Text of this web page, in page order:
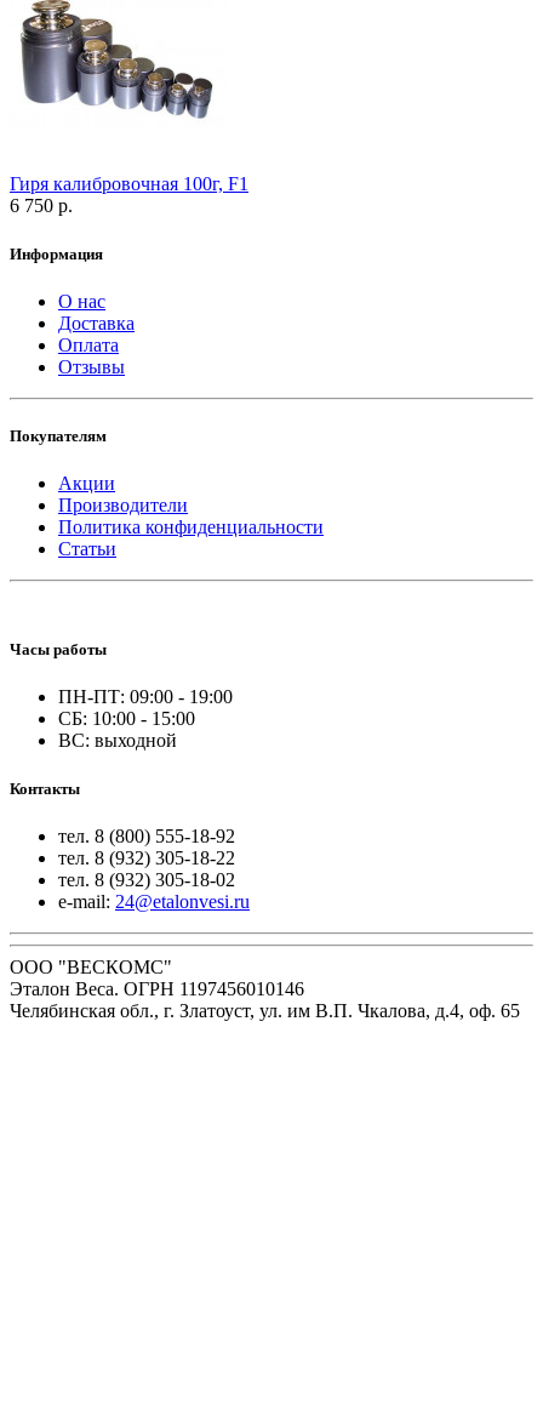
Гиря калибровочная 100г, F1
6 750 р.
Информация
О нас
Доставка
Оплата
Отзывы
Покупателям
Акции
Производители
Политика конфиденциальности
Статьи
Часы работы
ПН-ПТ: 09:00 - 19:00
СБ: 10:00 - 15:00
ВС: выходной
Контакты
тел. 8 (800) 555-18-92
тел. 8 (932) 305-18-22
тел. 8 (932) 305-18-02
e-mail: 24@etalonvesi.ru
ООО "ВЕСКОМС"
Эталон Веса. ОГРН 1197456010146
Челябинская обл., г. Златоуст, ул. им В.П. Чкалова, д.4, оф. 65